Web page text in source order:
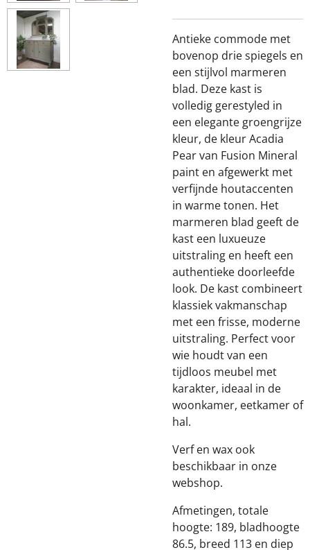
Antieke commode met
bovenop drie spiegels en
een stijlvol marmeren
blad. Deze kast is
volledig gerestyled in
een elegante groengrijze
kleur, de kleur Acadia
Pear van Fusion Mineral
paint en afgewerkt met
verfijnde houtaccenten
in warme tonen. Het
marmeren blad geeft de
kast een luxueuze
uitstraling en heeft een
authentieke doorleefde
look. De kast combineert
klassiek vakmanschap
met een frisse, moderne
uitstraling. Perfect voor
wie houdt van een
tijdloos meubel met
karakter, ideaal in de
woonkamer, eetkamer of
hal.
Verf en wax ook
beschikbaar in onze
webshop.
Afmetingen, totale
hoogte: 189, bladhoogte
86.5, breed 113 en diep